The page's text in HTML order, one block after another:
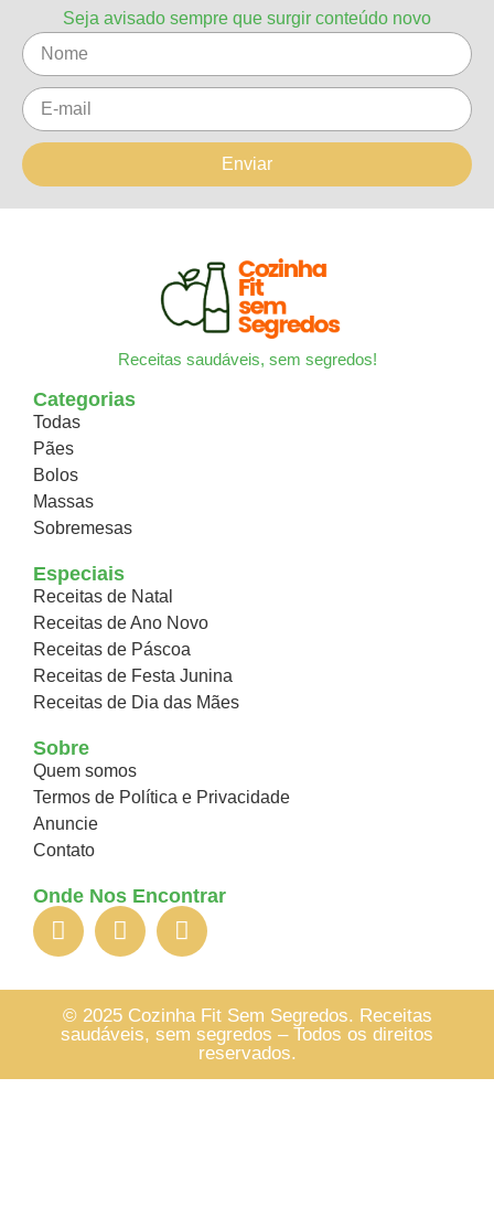
Seja avisado sempre que surgir conteúdo novo
Enviar
Receitas saudáveis, sem segredos!
Categorias
Todas
Pães
Bolos
Massas
Sobremesas
Especiais
Receitas de Natal
Receitas de Ano Novo
Receitas de Páscoa
Receitas de Festa Junina
Receitas de Dia das Mães
Sobre
Quem somos
Termos de Política e Privacidade
Anuncie
Contato
Onde Nos Encontrar
© 2025 Cozinha Fit Sem Segredos. Receitas
saudáveis, sem segredos – Todos os direitos
reservados.